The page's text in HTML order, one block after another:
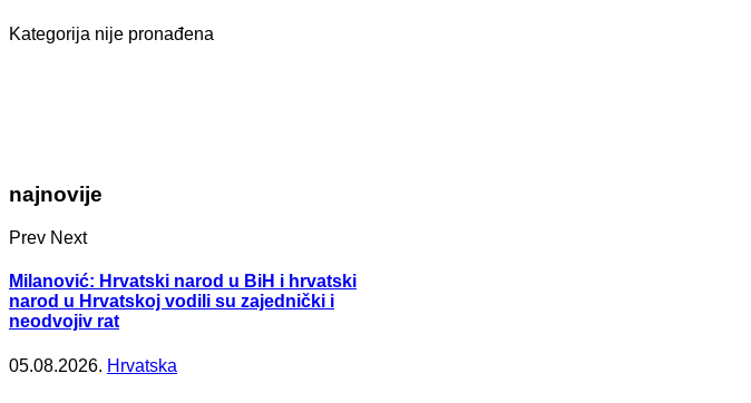
Kategorija nije pronađena
najnovije
Prev Next
Milanović: Hrvatski narod u BiH i hrvatski
narod u Hrvatskoj vodili su zajednički i
neodvojiv rat
05.08.2026. Hrvatska